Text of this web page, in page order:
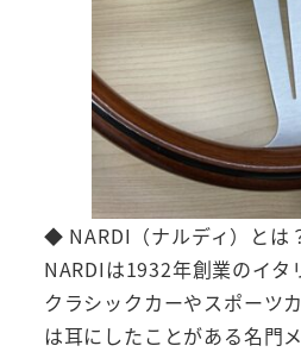
◆ NARDI（ナルディ）とは
NARDIは1932年創業のイタ
クラシックカーやスポーツ
は耳にしたことがある名門メ